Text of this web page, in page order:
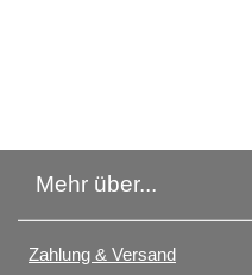
Mehr über...
Zahlung & Versand